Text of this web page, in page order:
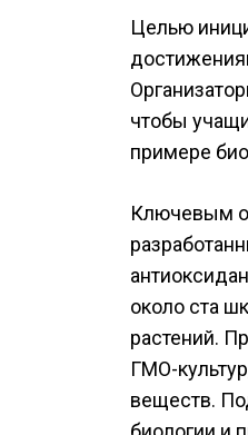
Целью
чтобы
примере
Ключевым
около ста
растений.
ГМО-
веществ.